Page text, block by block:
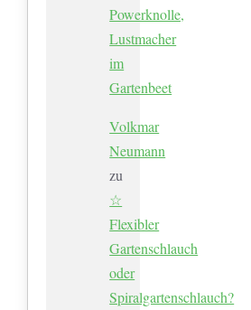
Powerknolle,
Lustmacher
im
Gartenbeet
Volkmar
Neumann
zu
☆
Flexibler
Gartenschlauch
oder
Spiralgartenschlauch?